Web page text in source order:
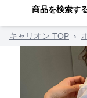
商品を検索す
キャリオン TOP ›